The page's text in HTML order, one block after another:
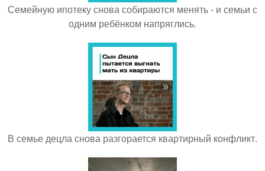
Семейную ипотеку снова собираются менять - и семьи с
одним ребёнком напряглись.
В семье децла снова разгорается квартирный конфликт.